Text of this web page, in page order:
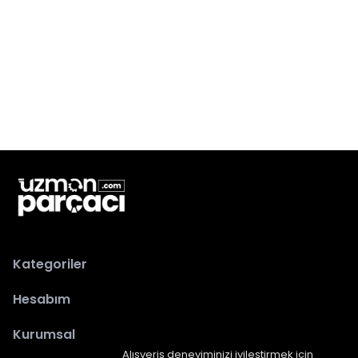
Alışveriş deneyiminizi iyileştirmek için
Kategoriler
Hesabım
Kurumsal